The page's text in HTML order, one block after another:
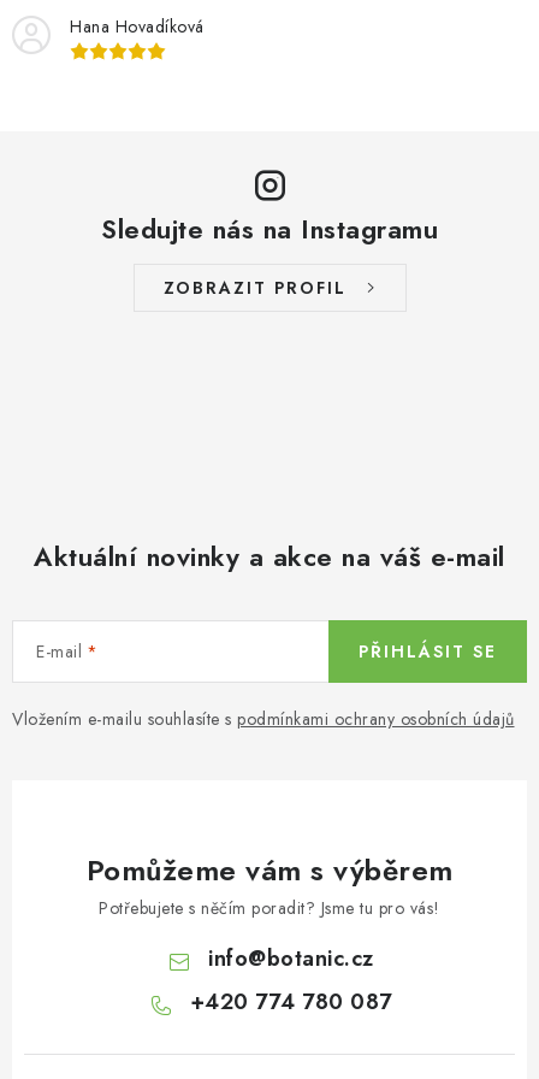
Hana Hovadíková
Sledujte nás na Instagramu
ZOBRAZIT PROFIL
Aktuální novinky a akce na váš e-mail
E-mail
Vložením e-mailu souhlasíte s podmínkami ochrany osobních údajů
PŘIHLÁSIT SE
Pomůžeme vám s výběrem
Potřebujete s něčím poradit? Jsme tu pro vás!
info@botanic.cz
+420 774 780 087